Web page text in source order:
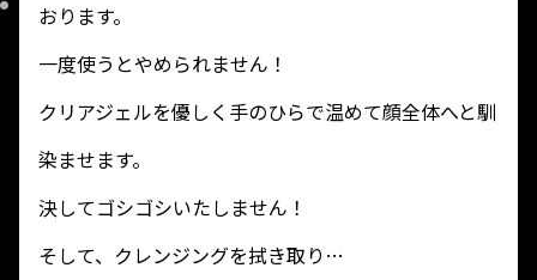
おります。
一度使うとやめられません！
クリアジェルを優しく手のひらで温めて顔全体へと馴
染ませます。
決してゴシゴシいたしません！
そして、クレンジングを拭き取り…